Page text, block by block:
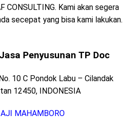
CONSULTING. Kami akan segera
secepat yang bisa kami lakukan.
Jasa Penyusunan TP Doc
10 C Pondok Labu – Cilandak
12450, INDONESIA
MAHAMBORO